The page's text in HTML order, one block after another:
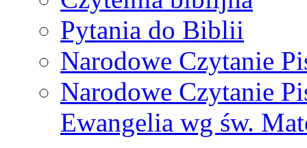
Pytania do Biblii
Narodowe Czytanie
Narodowe Czytanie
Ewangelia wg św.